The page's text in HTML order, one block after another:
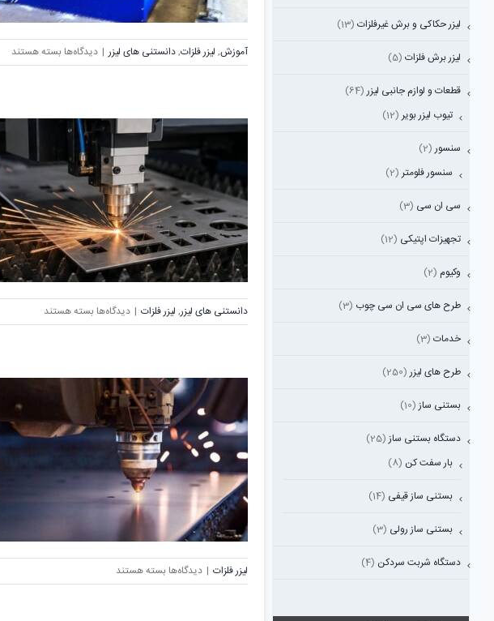
آموزش, لیزر فلزات,دانستنی های لیزر | دیدگاه‌ها برای
بهترین
برش
کدام
است؟
بسته هستند
دانستنی های لیزر, لیزر فلزات | دیدگاه‌ها برای
۱۰
هنگام
از
دستگاه
برش
بسته هستند
لیزر فلزات | دیدگاه‌ها برای
نکات
بسته هستند
لیزر حکاکی و برش غیرفلزات (13)
لیزر برش فلزات (5)
قطعات و لوازم جانبی لیزر (64)
تیوب لیزر بویر (12)
سنسور (2)
سنسور فلومتر (2)
سی ان سی (3)
تجهیزات اپتیکی (12)
وکیوم (2)
طرح های سی ان سی چوب (3)
خدمات (3)
طرح های لیزر (250)
بستنی ساز (10)
دستگاه بستنی ساز (25)
بار سفت کن (8)
بستنی ساز قیفی (14)
بستنی ساز رولی (3)
دستگاه شربت سردکن (4)